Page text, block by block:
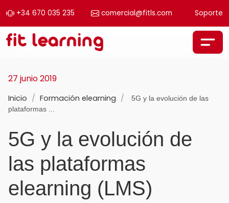
+34 670 035 235 comercial@fitls.com Soporte
Saltar al contenido
Navegación principal
27 junio 2019
Inicio / Formación elearning /
5G y la evolución de las
plataformas ...
5G y la evolución de
las plataformas
elearning (LMS)